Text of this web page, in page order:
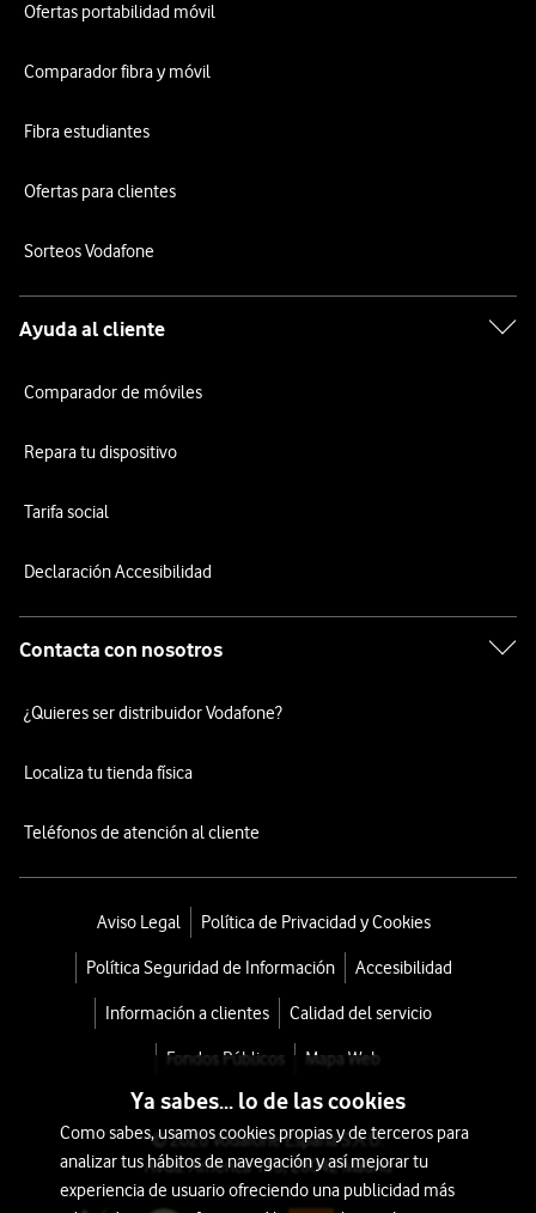
Ofertas portabilidad móvil
Comparador fibra y móvil
Fibra estudiantes
Ofertas para clientes
Sorteos Vodafone
Ayuda al cliente
Comparador de móviles
Repara tu dispositivo
Tarifa social
Declaración Accesibilidad
Contacta con nosotros
¿Quieres ser distribuidor Vodafone?
Localiza tu tienda física
Teléfonos de atención al cliente
Aviso Legal Política de Privacidad y Cookies
Política Seguridad de Información Accesibilidad
Información a clientes Calidad del servicio
Fondos Públicos Mapa Web
© 2026 Vodafone España S.A.U.
Avda. América 115, 28042 Madrid
Ya sabes... lo de las cookies
Como sabes, usamos cookies propias y de terceros para
analizar tus hábitos de navegación y así mejorar tu
experiencia de usuario ofreciendo una publicidad más